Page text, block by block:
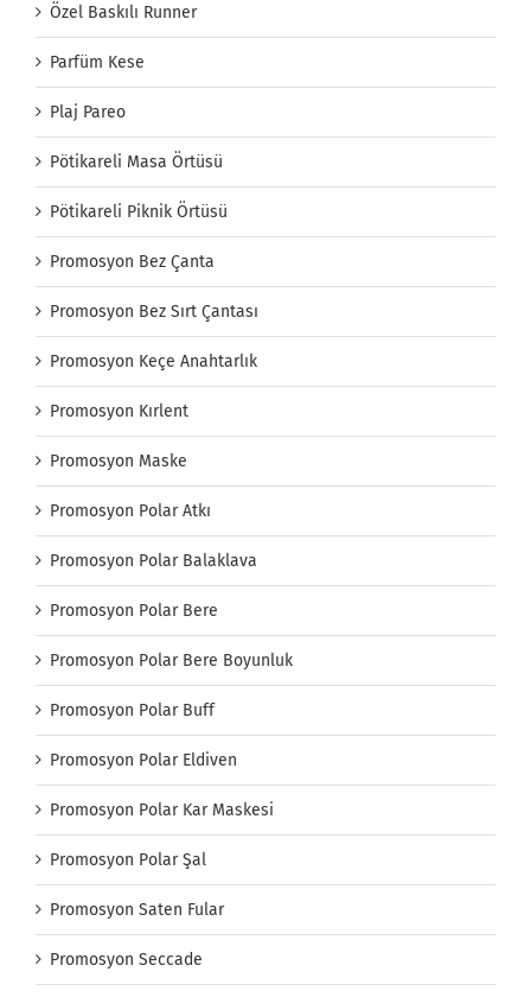
Özel Baskılı Runner
Parfüm Kese
Plaj Pareo
Pötikareli Masa Örtüsü
Pötikareli Piknik Örtüsü
Promosyon Bez Çanta
Promosyon Bez Sırt Çantası
Promosyon Keçe Anahtarlık
Promosyon Kırlent
Promosyon Maske
Promosyon Polar Atkı
Promosyon Polar Balaklava
Promosyon Polar Bere
Promosyon Polar Bere Boyunluk
Promosyon Polar Buff
Promosyon Polar Eldiven
Promosyon Polar Kar Maskesi
Promosyon Polar Şal
Promosyon Saten Fular
Promosyon Seccade